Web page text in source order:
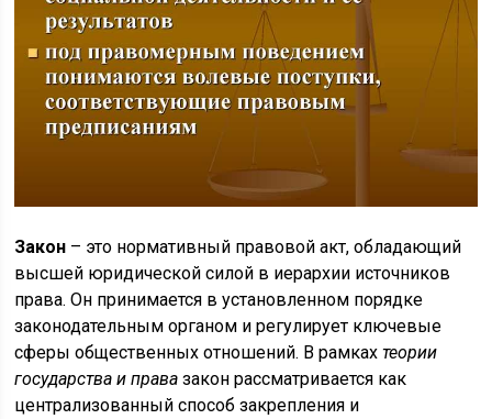
Закон – это нормативный правовой акт, обладающий
высшей юридической силой в иерархии источников
права. Он принимается в установленном порядке
законодательным органом и регулирует ключевые
сферы общественных отношений. В рамкахтеории
государства и права закон рассматривается как
централизованный способ закрепления и